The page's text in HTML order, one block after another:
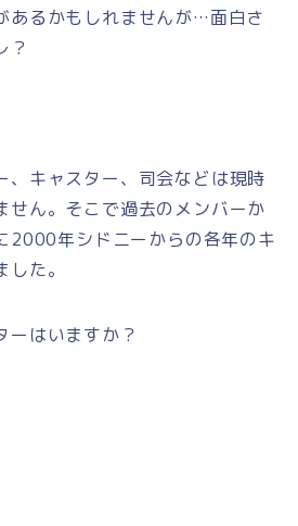
あるかもしれませんが…面白さ
？
、キャスター、司会などは現時
せん。そこで過去のメンバーか
2000年シドニーからの各年のキ
た。
ーはいますか？